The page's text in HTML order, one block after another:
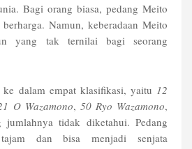
Bagi orang biasa, pedang Meito
Namun, keberadaan Meito
yang tak ternilai bagi seorang
dalam empat klasifikasi, yaitu 12
O Wazamono, 50 Ryo Wazamono,
jumlahnya tidak diketahui. Pedang
dan bisa menjadi senjata